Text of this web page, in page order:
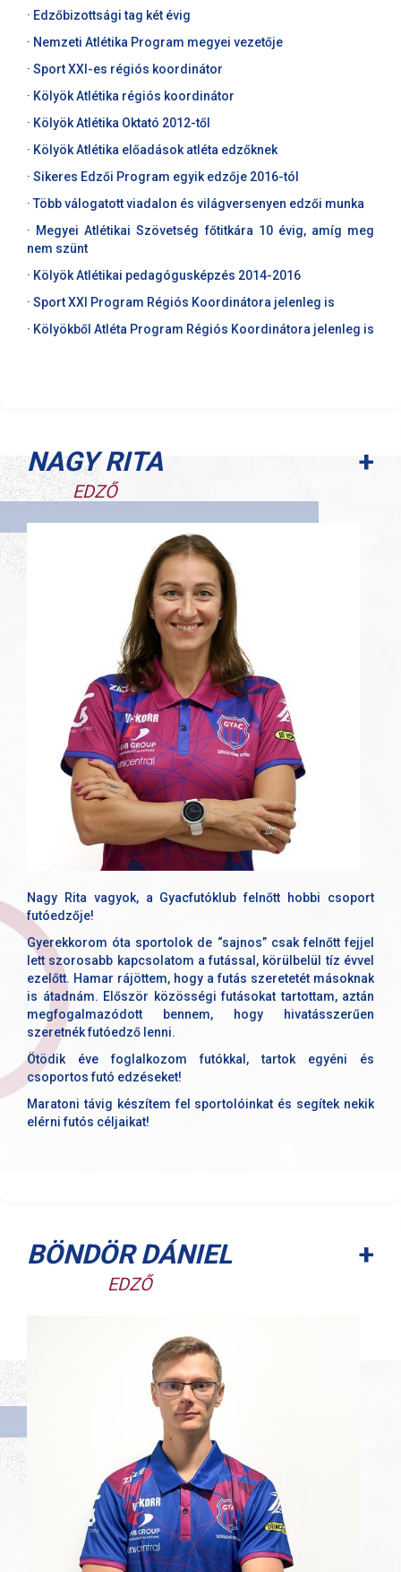
· Edzőbizottsági tag két évig
· Nemzeti Atlétika Program megyei vezetője
· Sport XXI-es régiós koordinátor
· Kölyök Atlétika régiós koordinátor
· Kölyök Atlétika Oktató 2012-től
· Kölyök Atlétika előadások atléta edzőknek
· Sikeres Edzői Program egyik edzője 2016-tól
· Több válogatott viadalon és világversenyen edzői munka
· Megyei Atlétikai Szövetség főtitkára 10 évig, amíg meg
nem szünt
· Kölyök Atlétikai pedagógusképzés 2014-2016
· Sport XXI Program Régiós Koordinátora jelenleg is
· Kölyökből Atléta Program Régiós Koordinátora jelenleg is
NAGY RITA
EDZŐ
+
Nagy Rita vagyok, a Gyacfutóklub felnőtt hobbi csoport
futóedzője!
Gyerekkorom óta sportolok de “sajnos” csak felnőtt fejjel
lett szorosabb kapcsolatom a futással, körülbelül tíz évvel
ezelőtt. Hamar rájöttem, hogy a futás szeretetét másoknak
is átadnám. Először közösségi futásokat tartottam, aztán
megfogalmazódott bennem, hogy hivatásszerűen
szeretnék futóedző lenni.
Ötödik éve foglalkozom futókkal, tartok egyéni és
csoportos futó edzéseket!
Maratoni távig készítem fel sportolóinkat és segítek nekik
elérni futós céljaikat!
BÖNDÖR DÁNIEL
EDZŐ
+